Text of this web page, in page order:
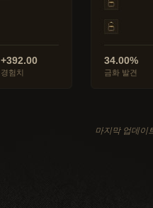
+392.00
경험치
34.00%
금화 발견
마지막 업데이